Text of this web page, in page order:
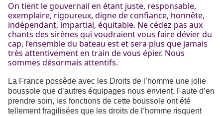
On tient le gouvernail en étant juste, responsable,
exemplaire, rigoureux, digne de confiance, honnête,
indépendant, impartial, équitable. Ne cédez pas aux
chants des sirènes qui voudraient vous faire dévier du
cap, l’ensemble du bateau est et sera plus que jamais
très attentivement en train de vous épier. Nous
sommes désormais attentifs.
La France possède avec les Droits de l’homme une jolie
boussole que d’autres équipages nous envient. Faute d’en
prendre soin, les fonctions de cette boussole ont été
tellement fragilisées que les droits de l’homme risquent